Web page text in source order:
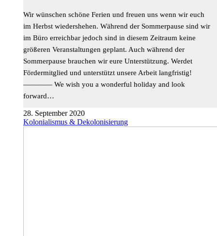
Wir wünschen schöne Ferien und freuen uns wenn wir euch
im Herbst wiedershehen. Während der Sommerpause sind wir
im Büro erreichbar jedoch sind in diesem Zeitraum keine
größeren Veranstaltungen geplant. Auch während der
Sommerpause brauchen wir eure Unterstützung. Werdet
Fördermitglied und unterstützt unsere Arbeit langfristig!
———— We wish you a wonderful holiday and look
forward…
28. September 2020
Kolonialismus & Dekolonisierung